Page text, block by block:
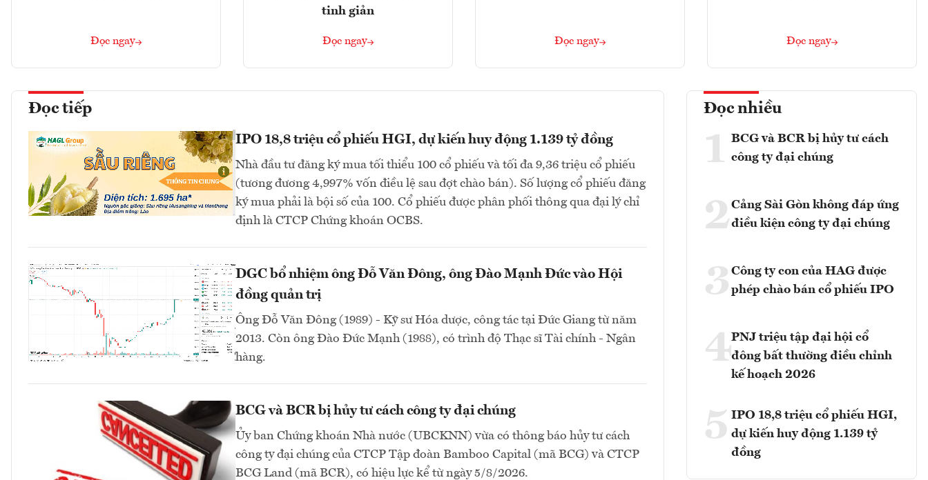
Đọc ngay
tinh giản
Đọc ngay Đọc ngay Đọc ngay
Đọc tiếp
IPO 18,8 triệu cổ phiếu HGI, dự kiến huy động 1.139 tỷ đồng
Nhà đầu tư đăng ký mua tối thiểu 100 cổ phiếu và tối đa 9,36 triệu cổ phiếu
(tương đương 4,997% vốn điều lệ sau đợt chào bán). Số lượng cổ phiếu đăng
ký mua phải là bội số của 100. Cổ phiếu được phân phối thông qua đại lý chỉ
định là CTCP Chứng khoán OCBS.
DGC bổ nhiệm ông Đỗ Văn Đông, ông Đào Mạnh Đức vào Hội
đồng quản trị
Ông Đỗ Văn Đông (1989) - Kỹ sư Hóa dược, công tác tại Đức Giang từ năm
2013. Còn ông Đào Đức Mạnh (1988), có trình độ Thạc sĩ Tài chính - Ngân
hàng.
BCG và BCR bị hủy tư cách công ty đại chúng
Ủy ban Chứng khoán Nhà nước (UBCKNN) vừa có thông báo hủy tư cách
công ty đại chúng của CTCP Tập đoàn Bamboo Capital (mã BCG) và CTCP
BCG Land (mã BCR), có hiệu lực kể từ ngày 5/8/2026.
Đọc nhiều
1 BCG và BCR bị hủy tư cách
công ty đại chúng
2Cảng Sài Gòn không đáp ứng
điều kiện công ty đại chúng
3 Công ty con của HAG được
phép chào bán cổ phiếu IPO
4PNJ triệu tập đại hội cổ
đông bất thường điều chỉnh
kế hoạch 2026
5 IPO 18,8 triệu cổ phiếu HGI,
dự kiến huy động 1.139 tỷ
đồng